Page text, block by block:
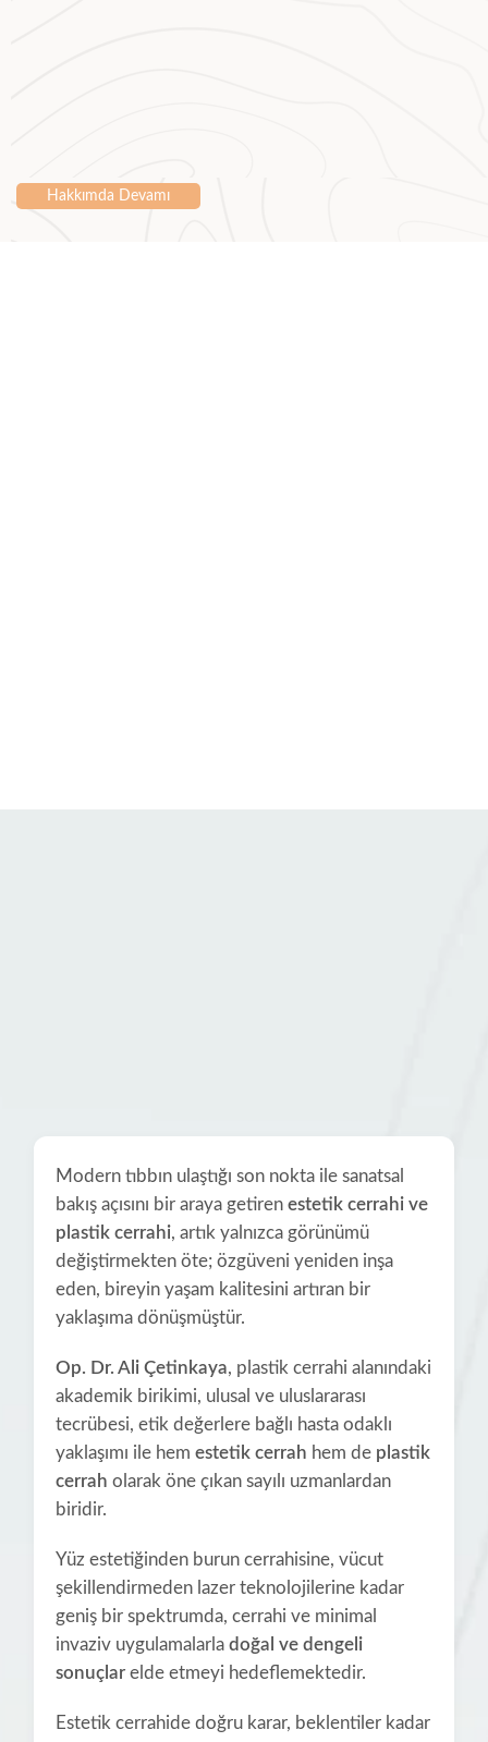
Hakkımda Devamı
Modern tıbbın ulaştığı son nokta ile sanatsal
bakış açısını bir araya getiren estetik cerrahi ve
plastik cerrahi, artık yalnızca görünümü
değiştirmekten öte; özgüveni yeniden inşa
eden, bireyin yaşam kalitesini artıran bir
yaklaşıma dönüşmüştür.
Op. Dr. Ali Çetinkaya, plastik cerrahi alanındaki
akademik birikimi, ulusal ve uluslararası
tecrübesi, etik değerlere bağlı hasta odaklı
yaklaşımı ile hem estetik cerrah hem de plastik
cerrah olarak öne çıkan sayılı uzmanlardan
biridir.
Yüz estetiğinden burun cerrahisine, vücut
şekillendirmeden lazer teknolojilerine kadar
geniş bir spektrumda, cerrahi ve minimal
invaziv uygulamalarla doğal ve dengeli
sonuçlar elde etmeyi hedeflemektedir.
Estetik cerrahide doğru karar, beklentiler kadar